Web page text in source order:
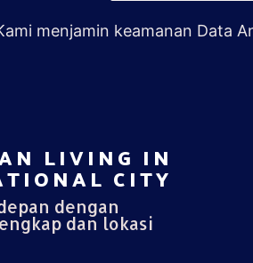
menjamin keamanan Data
LIVING IN
CITY​
dengan
dan lokasi